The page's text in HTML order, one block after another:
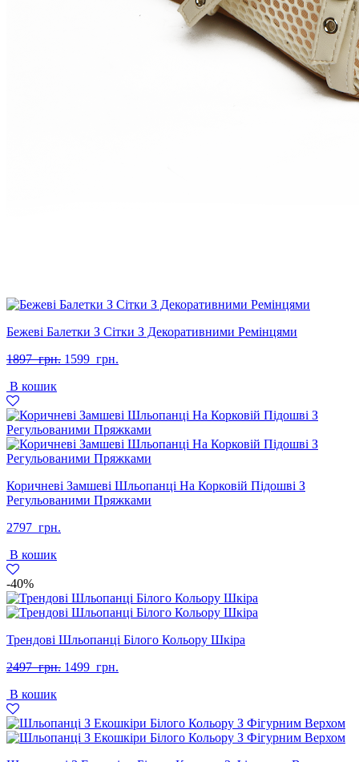
Бежеві Балетки З Сітки З Декоративними Ремінцями
1897 грн. Оригінальна
1599 грн.
В кошик
Коричневі Замшеві Шльопанці На Корковій Підошві З
Регульованими Пряжками
2797 грн.
В кошик
-40%
Трендові Шльопанці Білого Кольору Шкіра
2497 грн. Оригінальна
1499 грн.
В кошик